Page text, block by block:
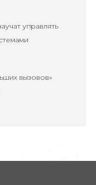
управлять
вызовов»